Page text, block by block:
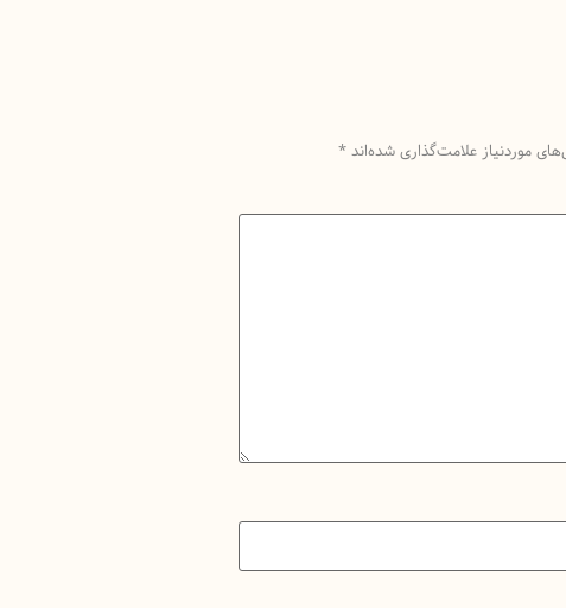
موردنیاز علامت‌گذاری شده‌اند *